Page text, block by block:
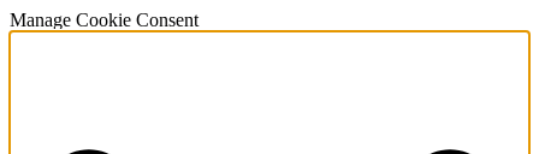
Manage Cookie Consent